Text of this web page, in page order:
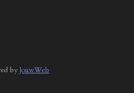
byJouwWeb